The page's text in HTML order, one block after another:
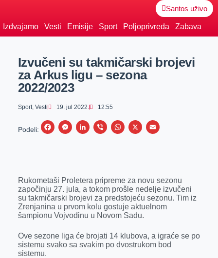
Santos uživo
Izdvajamo Vesti Emisije Sport Poljoprivreda Zabava
Izvučeni su takmičarski brojevi
za Arkus ligu – sezona
2022/2023
Sport, Vesti 19. jul 2022. 12:55
Podeli:
F
b
o
o
M
e
n
g
r
L
e
d
I
V
r
W
s
A
p
X
E
l
Rukometaši Proletera pripreme za novu sezonu
započinju 27. jula, a tokom prošle nedelje izvučeni
su takmičarski brojevi za predstojeću sezonu. Tim iz
Zrenjanina u prvom kolu gostuje aktuelnom
šampionu Vojvodinu u Novom Sadu.
Ove sezone liga će brojati 14 klubova, a igraće se po
sistemu svako sa svakim po dvostrukom bod
sistemu.